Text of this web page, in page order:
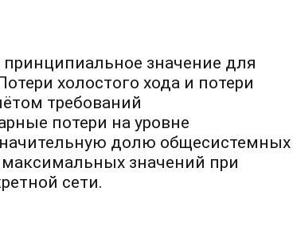
значение для
холостого хода и потери
требований
потери на уровне
долю общесистемных
значений при
сети.